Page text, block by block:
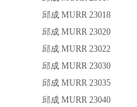
邱成 MURR 23018
邱成 MURR 23020
邱成 MURR 23022
邱成 MURR 23030
邱成 MURR 23035
邱成 MURR 23040